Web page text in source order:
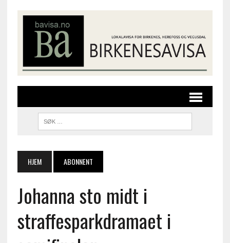
HJEM ABONNENT
Johanna sto midt i
straffesparkdramaet i